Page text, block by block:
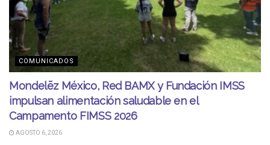
COMUNICADOS
Mondelēz México, Red BAMX y Fundación IMSS
impulsan alimentación saludable en el
Campamento FIMSS 2026
AGOSTO 6, 2026